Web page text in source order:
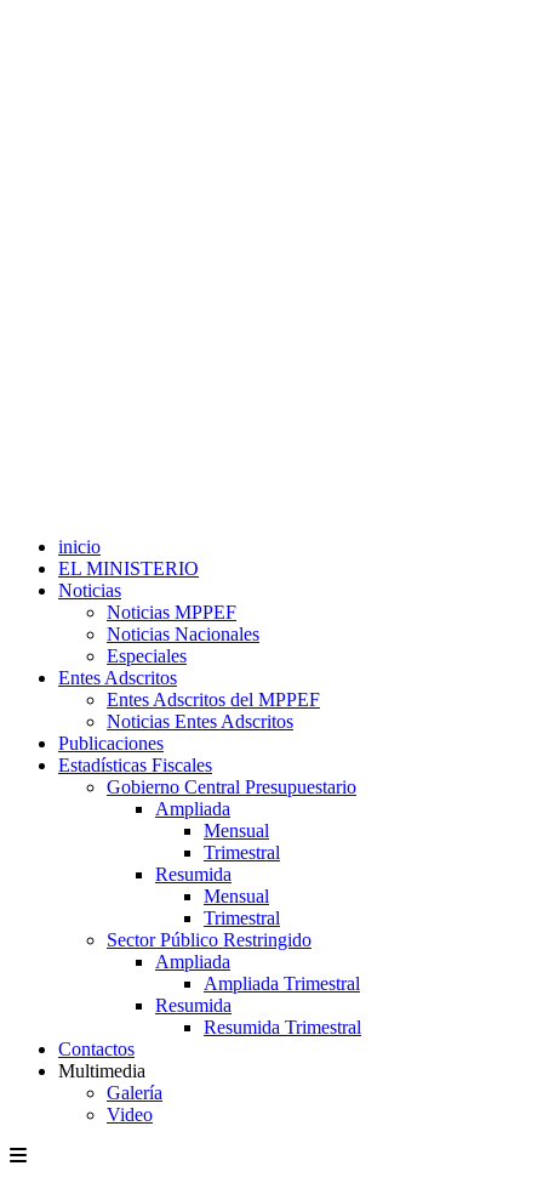
inicio
EL MINISTERIO
Noticias
Noticias MPPEF
Noticias Nacionales
Especiales
Entes Adscritos
Entes Adscritos del MPPEF
Noticias Entes Adscritos
Publicaciones
Estadísticas Fiscales
Gobierno Central Presupuestario
Ampliada
Mensual
Trimestral
Resumida
Mensual
Trimestral
Sector Público Restringido
Ampliada
Ampliada Trimestral
Resumida
Resumida Trimestral
Contactos
Multimedia
Galería
Video